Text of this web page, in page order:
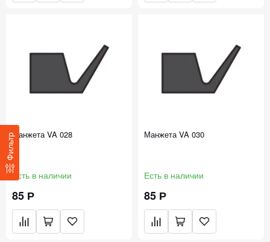
ФильтрМанжета VA 028
Есть в наличии
85 Р
Манжета VA 030
Есть в наличии
85 Р